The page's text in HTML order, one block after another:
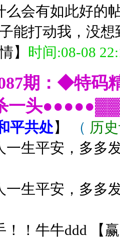
么会有如此好的
能打动我，没
】 时间:08-08
期：◆特
一头
平共处】 （ 历
一生平安，多多
一生平安，多多
！！牛牛ddd 【